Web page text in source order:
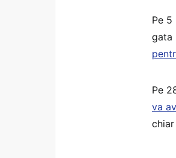
Pe
gata
Pe
va